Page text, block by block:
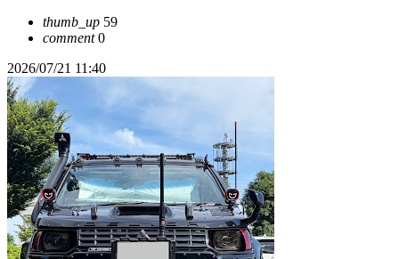
thumb_up 59
comment0
2026/07/21 11:40